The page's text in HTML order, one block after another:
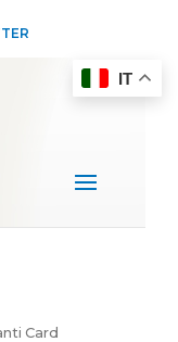
Card
IT